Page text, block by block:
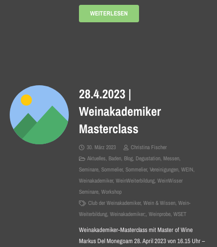
WEITERLESEN
28.4.2023 |
Weinakademiker
Masterclass
30. März 2023
Christina Fischer
Aktuelles, Baden, Blog, Degustation, Messen,
Seminare, Sommelier, Sommelier, Vereinigungen, WEIN,
Weinakademiker, WeinWeiterbildung, WeinWisser
Seminare, Workshop
Club der Weinakademiker,Wein & Wissen,Wein-
Weiterbildung, Weinakademiker;, Weinprobe, WSET
Weinakademiker-Masterclass mit Master of Wine
Markus Del Monegoam 28. April 2023 von 16.15 Uhr –